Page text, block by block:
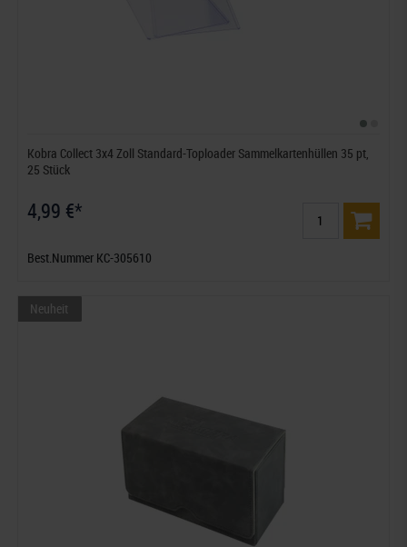
Kobra Collect 3x4 Zoll Standard-Toploader Sammelkartenhüllen 35 pt,
25 Stück
4,99 €*
Best.Nummer KC-305610
Neuheit